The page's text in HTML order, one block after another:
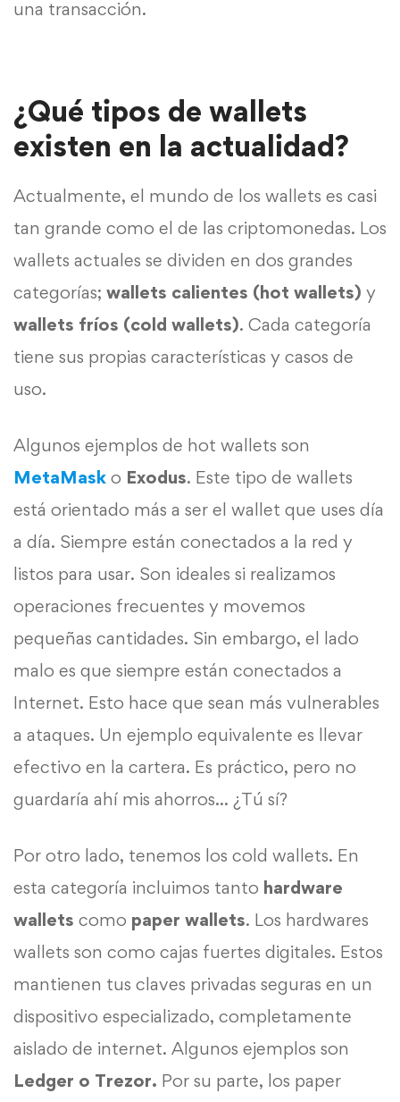
una transacción.
¿Qué tipos de wallets
existen en la actualidad?
Actualmente, el mundo de los wallets es casi
tan grande como el de las criptomonedas. Los
wallets actuales se dividen en dos grandes
categorías; wallets calientes (hot wallets) y
wallets fríos (cold wallets). Cada categoría
tiene sus propias características y casos de
uso.
Algunos ejemplos de hot wallets son
MetaMask o Exodus. Este tipo de wallets
está orientado más a ser el wallet que uses día
a día. Siempre están conectados a la red y
listos para usar. Son ideales si realizamos
operaciones frecuentes y movemos
pequeñas cantidades. Sin embargo, el lado
malo es que siempre están conectados a
Internet. Esto hace que sean más vulnerables
a ataques. Un ejemplo equivalente es llevar
efectivo en la cartera. Es práctico, pero no
guardaría ahí mis ahorros… ¿Tú sí?
Por otro lado, tenemos los cold wallets. En
esta categoría incluimos tanto hardware
wallets como paper wallets. Los hardwares
wallets son como cajas fuertes digitales. Estos
mantienen tus claves privadas seguras en un
dispositivo especializado, completamente
aislado de internet. Algunos ejemplos son
Ledger o Trezor. Por su parte, los paper